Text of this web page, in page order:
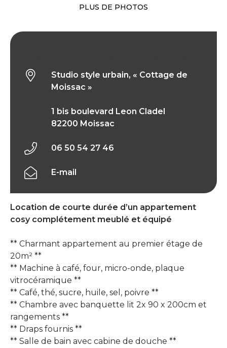
PLUS DE PHOTOS
Location de courte durée d’un appartement
cosy complétement meublé et équipé
** Charmant appartement au premier étage de
20m² **
** Machine à café, four, micro-onde, plaque
vitrocéramique **
** Café, thé, sucre, huile, sel, poivre **
** Chambre avec banquette lit 2x 90 x 200cm et
rangements **
** Draps fournis **
** Salle de bain avec cabine de douche **
Studio style urbain, « Cottage de
Moissac »
1 bis boulevard Leon Cladel
82200 Moissac
06 50 54 27 46
E-mail